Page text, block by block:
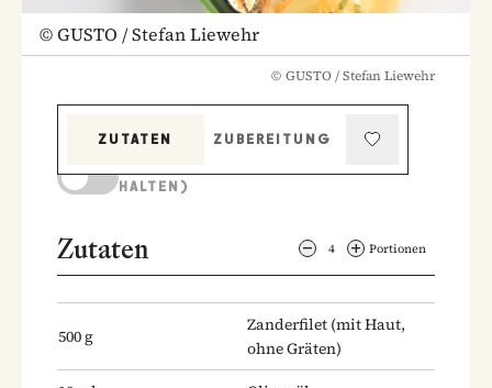
©GUSTO / Stefan Liewehr
© GUSTO / Stefan Liewehr
ZUTATEN
ZUBEREITUNG
HALTEN)
Zutaten 4 Portionen
500g
Zanderfilet (mit Haut,
ohne Gräten)